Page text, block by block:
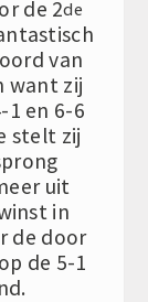
de 2de
van
want zij
1 en 6-6
stelt zij
uit
in
de door
de 5-1